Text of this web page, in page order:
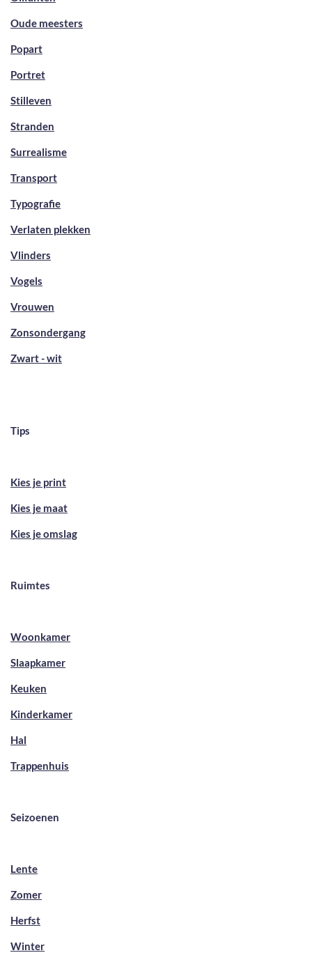
Oude meesters
Popart
Portret
Stilleven
Stranden
Surrealisme
Transport
Typografie
Verlaten plekken
Vlinders
Vogels
Vrouwen
Zonsondergang
Zwart - wit
Tips
Kies je print
Kies je maat
Kies je omslag
Ruimtes
Woonkamer
Slaapkamer
Keuken
Kinderkamer
Hal
Trappenhuis
Seizoenen
Lente
Zomer
Herfst
Winter